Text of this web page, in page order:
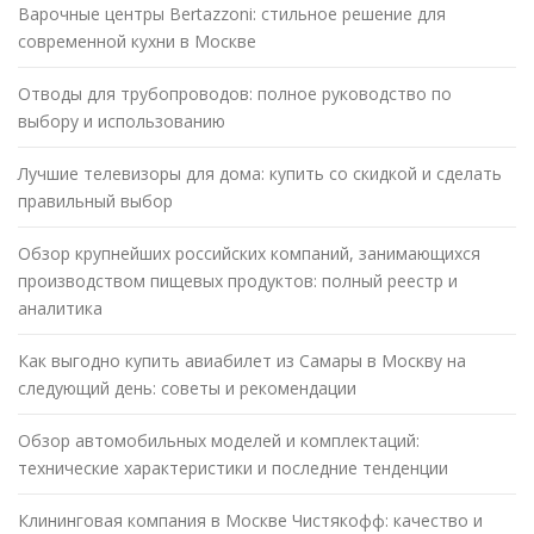
Варочные центры Bertazzoni: стильное решение для
современной кухни в Москве
Отводы для трубопроводов: полное руководство по
выбору и использованию
Лучшие телевизоры для дома: купить со скидкой и сделать
правильный выбор
Обзор крупнейших российских компаний, занимающихся
производством пищевых продуктов: полный реестр и
аналитика
Как выгодно купить авиабилет из Самары в Москву на
следующий день: советы и рекомендации
Обзор автомобильных моделей и комплектаций:
технические характеристики и последние тенденции
Клининговая компания в Москве Чистякофф: качество и